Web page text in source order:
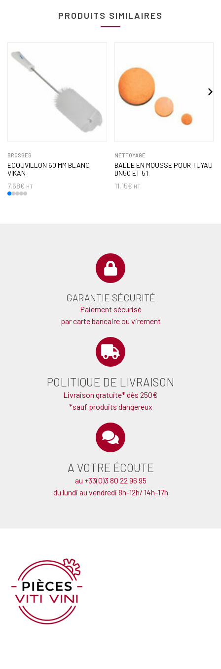
PRODUITS SIMILAIRES
BROSSES
ECOUVILLON 60 MM BLANC
VIKAN
7,68€ HT
NETTOYAGE
BALLE EN MOUSSE POUR TUYAU
DN50 ET 51
11,15€ HT
GARANTIE SÉCURITÉ
Paiement sécurisé
par carte bancaire ou virement
POLITIQUE DE LIVRAISON
Livraison gratuite* dès 250€
*sauf produits dangereux
A VOTRE ÉCOUTE
au +33(0)3 80 22 96 95
du lundi au vendredi 8h-12h/ 14h-17h